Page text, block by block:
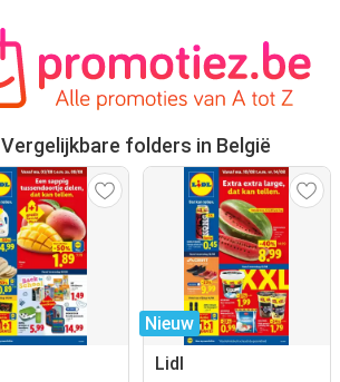
Vergelijkbare folders in België
Nieuw
Lidl